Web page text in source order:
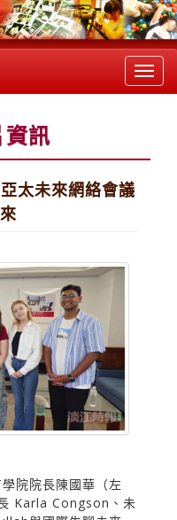
訊
太未來網絡會議
院院長陳國華（左
Karla Congson、未